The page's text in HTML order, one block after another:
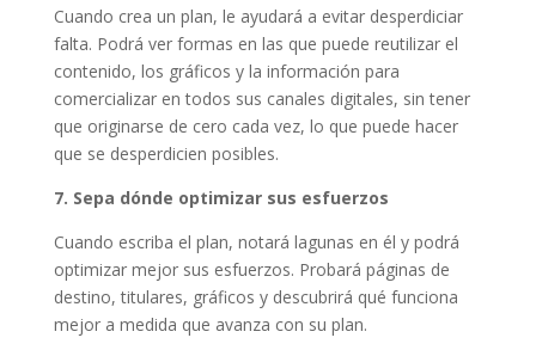
Cuando crea un plan, le ayudará a evitar desperdiciar
falta. Podrá ver formas en las que puede reutilizar el
contenido, los gráficos y la información para
comercializar en todos sus canales digitales, sin tener
que originarse de cero cada vez, lo que puede hacer
que se desperdicien posibles.
7. Sepa dónde optimizar sus esfuerzos
Cuando escriba el plan, notará lagunas en él y podrá
optimizar mejor sus esfuerzos. Probará páginas de
destino, titulares, gráficos y descubrirá qué funciona
mejor a medida que avanza con su plan.